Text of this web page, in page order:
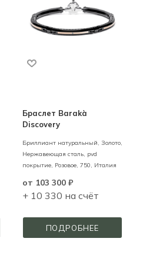
Браслет Barakà
Discovery
Бриллиант натуральный, Золото,
Нержавеющая сталь, pvd
покрытие, Розовое, 750, Италия
от 103 300 ₽
+ 10 330 на счёт
ПОДРОБНЕЕ